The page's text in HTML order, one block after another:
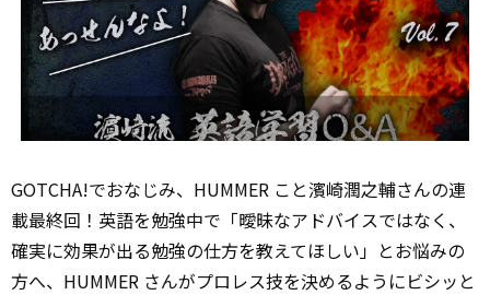
GOTCHA!でおなじみ、HUMMER こと濱崎潤之輔さんの連
載最終回！英語を勉強中で「曖昧なアドバイスではなく、
確実に効果が出る勉強の仕方を教えてほしい」とお悩みの
方へ、HUMMER さんがプロレス技を決めるようにビシッと